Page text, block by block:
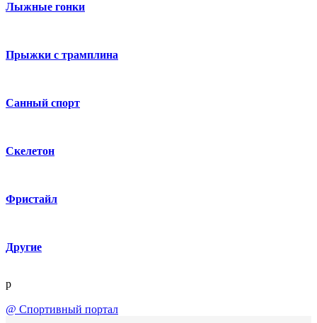
Лыжные гонки
Прыжки с трамплина
Санный спорт
Скелетон
Фристайл
Другие
p
@ Спортивный портал